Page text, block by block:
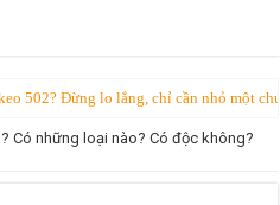
Giá bao nhiêu? Mua ở đâu?
Có những loại nào? Có độc không?